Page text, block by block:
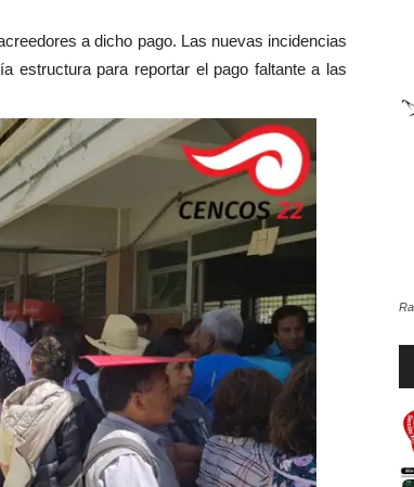
a dicho pago. Las nuevas incidencias
estructura para reportar el pago faltante a las